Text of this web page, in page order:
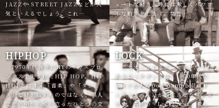
JAZZや STREET JAZZなどが人
気といえるでしょう。これ…
ュートな動き、時には激しくパワフ
ルな動きをします。女性…
HIPHOP
1970年代後半にNYのサウスブロ
ンクスで生まれたHIP HOP。HIP
HOPとは本来「音楽」や「ダン
ス」だけを指すものではなく、黒人
文化の中から成り立ったひとつの文
LOCK
三大オールドスクールの一つでも
あるロックダンスは、1970年代に
アメリカ人のDon Campbell（ド
ンキャンベル）が誕生させたダンス
です。名前の『Lock』とは、激し